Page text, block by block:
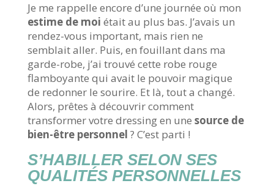
Je me rappelle encore d’une journée où mon
estime de moi était au plus bas. J’avais un
rendez-vous important, mais rien ne
semblait aller. Puis, en fouillant dans ma
garde-robe, j’ai trouvé cette robe rouge
flamboyante qui avait le pouvoir magique
de redonner le sourire. Et là, tout a changé.
Alors, prêtes à découvrir comment
transformer votre dressing en une source de
bien-être personnel ? C’est parti !
S’HABILLER SELON SES
QUALITÉS PERSONNELLES